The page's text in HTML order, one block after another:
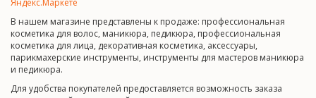
В нашем магазине представлены к продаже: профессиональная
косметика для волос, маникюра, педикюра, профессиональная
косметика для лица, декоративная косметика, аксессуары,
парикмахерские инструменты, инструменты для мастеров маникюра
и педикюра.
Для удобства покупателей предоставляется возможность заказа